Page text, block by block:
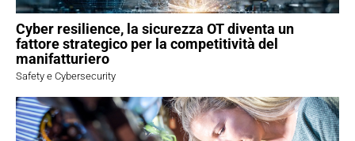
Cyber resilience, la sicurezza OT diventa un
fattore strategico per la competitività del
manifatturiero
Safety e Cybersecurity